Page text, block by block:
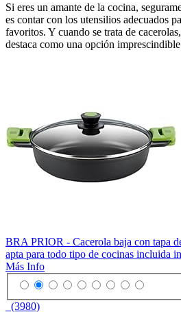
Si eres un amante de la cocina,
es contar con los utensilios adecuados
favoritos. Y cuando se trata de
destaca como una opción
BRA PRIOR - Cacerola baja con tapa
apta para todo tipo de cocinas incluida
Más Info
(3980)